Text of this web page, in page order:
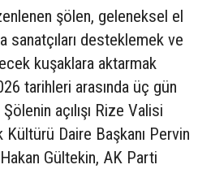
şölen, geleneksel el
sanatçıları desteklemek ve
kuşaklara aktarmak
tarihleri arasında üç gün
açılışı Rize Valisi
Daire Başkanı Pervin
Gültekin, AK Parti